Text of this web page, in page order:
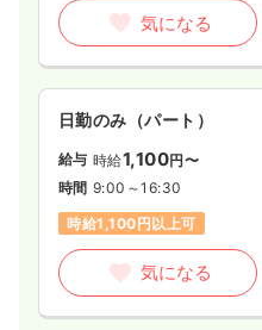
気になる
日勤のみ（パート）
給与 時給1,100円〜
時間 9:00～16:30
時給1,100円以上可
気になる